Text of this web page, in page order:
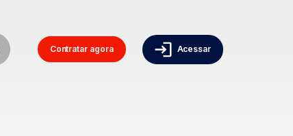
Contratar agora Acessar